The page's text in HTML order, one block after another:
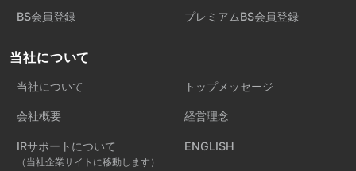
BS会員登録 プレミアムBS会員登録
当社について
当社について トップメッセージ
会社概要 経営理念
IRサポートについて
（当社企業サイトに移動します）
ENGLISH